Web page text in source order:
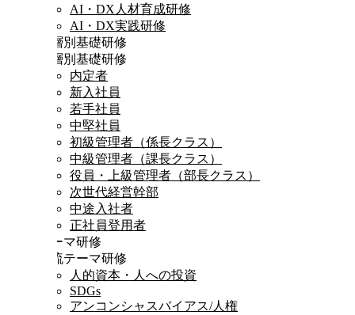
AI・DX人材育成研修
AI・DX実践研修
階層別基礎研修
階層別基礎研修
内定者
新入社員
若手社員
中堅社員
初級管理者（係長クラス）
中級管理者（課長クラス）
役員・上級管理者（部長クラス）
次世代経営幹部
中途入社者
正社員登用者
テーマ研修
時流テーマ研修
人的資本・人への投資
SDGs
アンコンシャスバイアス/人権